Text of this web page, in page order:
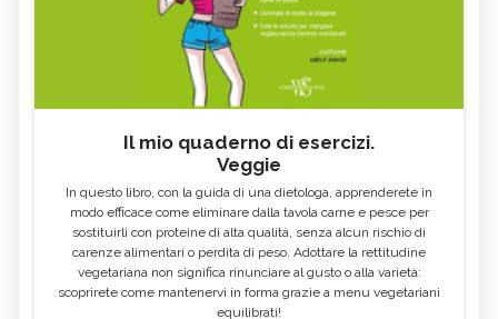
Il mio quaderno di esercizi.
Veggie
In questo libro, con la guida di una dietologa, apprenderete in
modo efficace come eliminare dalla tavola carne e pesce per
sostituirli con proteine di alta qualità, senza alcun rischio di
carenze alimentari o perdita di peso. Adottare la rettitudine
vegetariana non significa rinunciare al gusto o alla varietà:
scoprirete come mantenervi in forma grazie a menu vegetariani
equilibrati!